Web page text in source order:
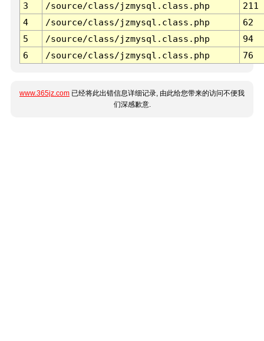
3 /source/class/jzmysql.class.php
211
4
/source/class/jzmysql.class.php
62
5
/source/class/jzmysql.class.php
94
6
/source/class/jzmysql.class.php 76
www.365jz.com 已经将此出错信息详细记录, 由此给您带来的访问不便我
们深感歉意.